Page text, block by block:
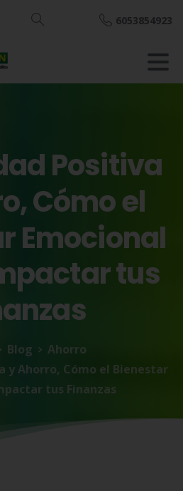
Buscar
6053854923
Positiva
Cómoel
Emocional
tus
Blog
Ahorro
y Ahorro, Cómo el Bienestar
tus Finanzas